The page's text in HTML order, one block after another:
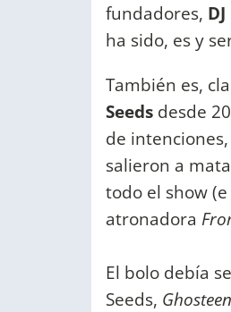
fundadores,
ha sido, es y
También es,
Seeds desde
de
salieron a
todo el show
atronadora
El bolo debía
Seeds, Ghosteen